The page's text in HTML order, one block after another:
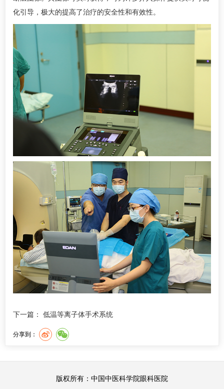
化引导，极大的提高了治疗的安全性和有效性。
下一篇： 低温等离子体手术系统
分享到：
版权所有：中国中医科学院眼科医院